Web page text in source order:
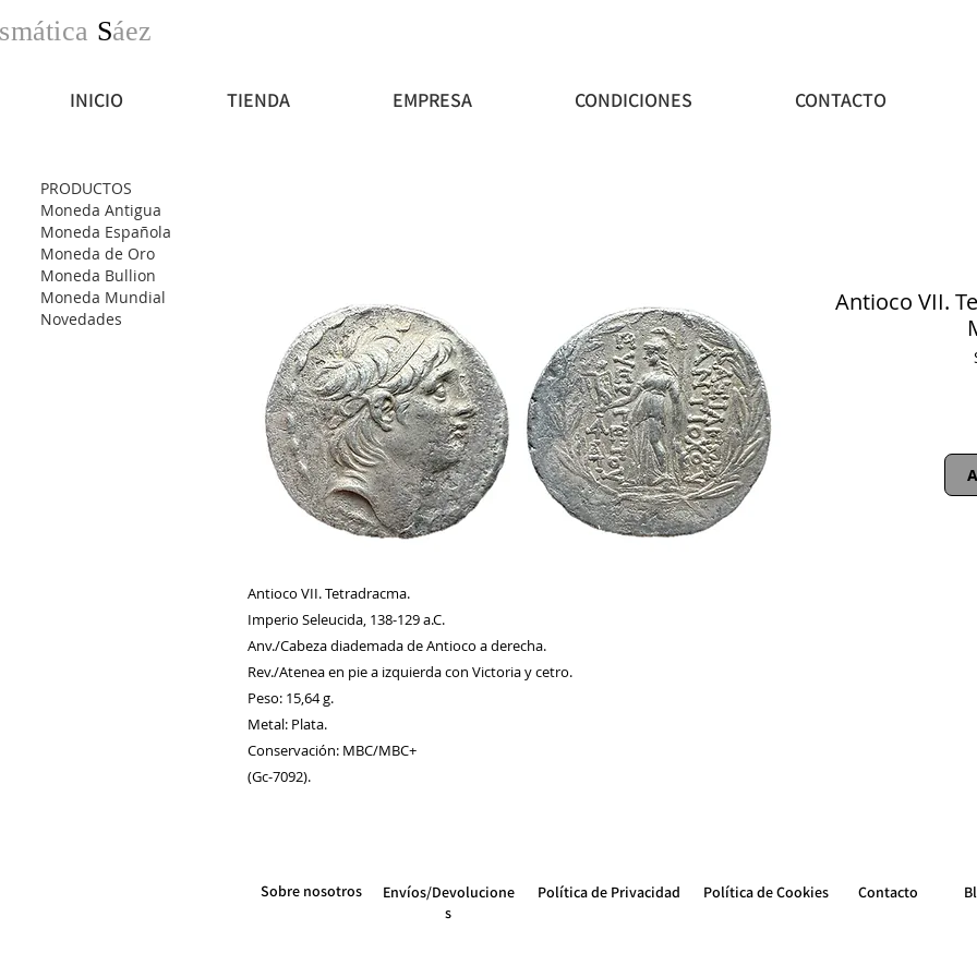
Sáez
INICIO TIENDA EMPRESA CONDICIONES CONTACTO
PRODUCTOS
Moneda Antigua
Moneda Española
Moneda de Oro
Moneda Bullion
Moneda Mundial
Novedades
Antioco VII. Tetradracma.
Imperio Seleucida, 138-129 a.C.
Anv./Cabeza diademada de Antioco a derecha.
Rev./Atenea en pie a izquierda con Victoria y cetro.
Peso: 15,64 g.
Metal: Plata.
Conservación: MBC/MBC+
(Gc-7092).
Antioco VII.
Sobre nosotros
Envíos/Devolucione
s
Política de Privacidad Política de Cookies Contacto